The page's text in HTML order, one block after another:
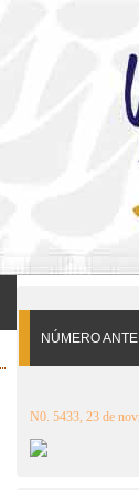
NÚMERO
N0. 5433, 23 de